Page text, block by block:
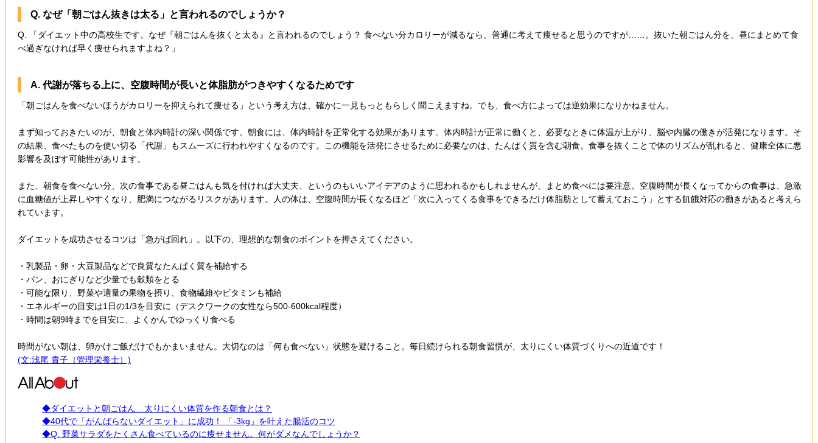
Q. なぜ「朝ごはん抜きは太る」と言われるのでしょうか？
Q. 「ダイエット中の高校生です。なぜ『朝ごはんを抜くと太る』と言われるのでしょう？ 食べない分カロリーが減るなら、普通に考えて痩せると思うのですが……。抜いた朝ごはん分を、昼にまとめて食
べ過ぎなければ早く痩せられますよね？」
A. 代謝が落ちる上に、空腹時間が長いと体脂肪がつきやすくなるためです
「朝ごはんを食べないほうがカロリーを抑えられて痩せる」という考え方は、確かに一見もっともらしく聞こえますね。でも、食べ方によっては逆効果になりかねません。
まず知っておきたいのが、朝食と体内時計の深い関係です。朝食には、体内時計を正常化する効果があります。体内時計が正常に働くと、必要なときに体温が上がり、脳や内臓の働きが活発になります。そ
の結果、食べたものを使い切る「代謝」もスムーズに行われやすくなるのです。この機能を活発にさせるために必要なのは、たんぱく質を含む朝食。食事を抜くことで体のリズムが乱れると、健康全体に悪
影響を及ぼす可能性があります。
また、朝食を食べない分、次の食事である昼ごはんも気を付ければ大丈夫、というのもいいアイデアのように思われるかもしれませんが、まとめ食べには要注意。空腹時間が長くなってからの食事は、急激
に血糖値が上昇しやすくなり、肥満につながるリスクがあります。人の体は、空腹時間が長くなるほど「次に入ってくる食事をできるだけ体脂肪として蓄えておこう」とする飢餓対応の働きがあると考えら
れています。
ダイエットを成功させるコツは「急がば回れ」。以下の、理想的な朝食のポイントを押さえてください。
・乳製品・卵・大豆製品などで良質なたんぱく質を補給する
・パン、おにぎりなど少量でも穀類をとる
・可能な限り、野菜や適量の果物を摂り、食物繊維やビタミンも補給
・エネルギーの目安は1日の1/3を目安に（デスクワークの女性なら500-600kcal程度）
・時間は朝9時までを目安に、よくかんでゆっくり食べる
時間がない朝は、卵かけご飯だけでもかまいません。大切なのは「何も食べない」状態を避けること。毎日続けられる朝食習慣が、太りにくい体質づくりへの近道です！
(文:浅尾 貴子（管理栄養士）)
◆ダイエットと朝ごはん…太りにくい体質を作る朝食とは？
◆40代で「がんばらないダイエット」に成功！ 「-3kg」を叶えた腸活のコツ
◆Q. 野菜サラダをたくさん食べているのに痩せません。何がダメなんでしょうか？